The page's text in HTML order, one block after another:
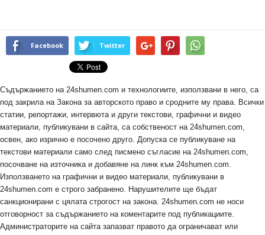
Facebook Twitter
Съдържанието на 24shumen.com и технологиите, използвани в него, са
под закрила на Закона за авторското право и сродните му права. Всички
статии, репортажи, интервюта и други текстови, графични и видео
материали, публикувани в сайта, са собственост на 24shumen.com,
освен, ако изрично е посочено друго. Допуска се публикуване на
текстови материали само след писмено съгласие на 24shumen.com,
посочване на източника и добавяне на линк към 24shumen.com.
Използването на графични и видео материали, публикувани в
24shumen.com е строго забранено. Нарушителите ще бъдат
санкционирани с цялата строгост на закона. 24shumen.com не носи
отговорност за съдържанието на коментарите под публикациите.
Администраторите на сайта запазват правото да ограничават или